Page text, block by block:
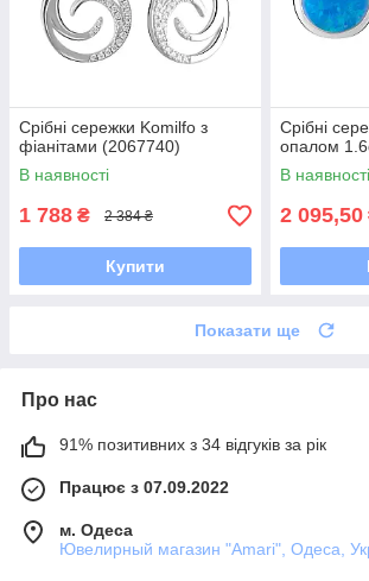
Срібні сережки Komilfo з
фіанітами (2067740)
В наявності
1 788 ₴ 2 384 ₴
Купити
Срібні
опалом
В наявності
2 095,50
Показати ще
Про нас
91% позитивних з 34 відгуків за рік
Працює з 07.09.2022
м. Одеса
Ювелирный магазин "Amari", Одеса,